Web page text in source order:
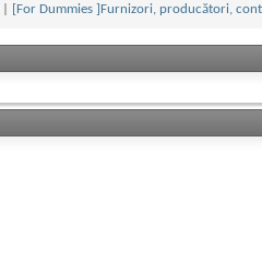
[For Dummies ]Furnizori, producători,